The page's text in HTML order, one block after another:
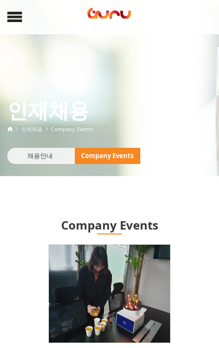
인재채용
인재채용 Company Events
채용안내 Company Events
Company Events